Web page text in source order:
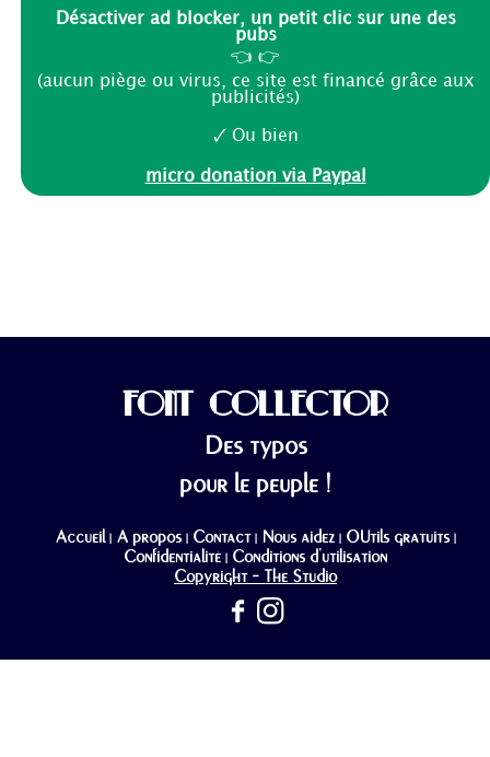
Désactiver ad blocker, un petit clic sur une des
pubs
👈 👉
(aucun piège ou virus, ce site est financé grâce aux
publicités)
🗸 Ou bien
micro donation via Paypal
FONT COLLECTOR
Des typos
pour le peuple !
Accueil| A propos| Contact| Nous aidez| OUtils gratuits|
Confidentialité
Conditions d'utilisation
Copyright - The Studio